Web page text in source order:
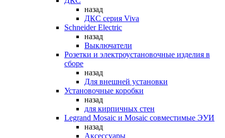
назад
ДКС серия Viva
Schneider Electric
назад
Выключатели
Розетки и электроустановочные изделия в
сборе
назад
Для внешней установки
Установочные коробки
назад
для кирпичных стен
Legrand Mosaic и Mosaic совместимые ЭУИ
назад
Аксессуары